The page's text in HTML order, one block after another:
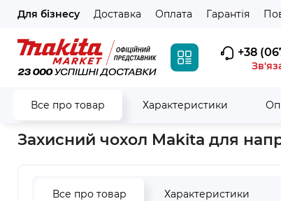
Для бізнесу Доставка Оплата Гарантія
+38
Все про товар Характеристики
Головна Аксесуари Для розпилювання Для
Захисний чохол Makita для
Все про товар Характеристики